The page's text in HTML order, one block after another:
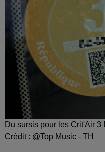
Du sursis pour les Crit'Air 3 !
Crédit : @Top Music - TH